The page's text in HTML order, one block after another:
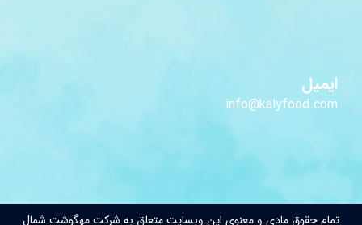
ایمیل
info@kalyfood.com
تمام حقوق مادی و معنوی این وبسایت متعلق به شرکت مهگوشت شمال